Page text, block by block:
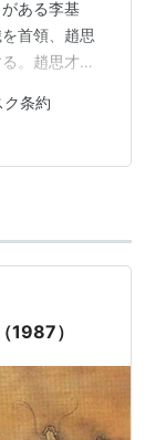
ある李基
首領、趙思
。趙思才
興に尽力
「国姓
ると、次は
三桂は元々
ぐ…
ク条約
）